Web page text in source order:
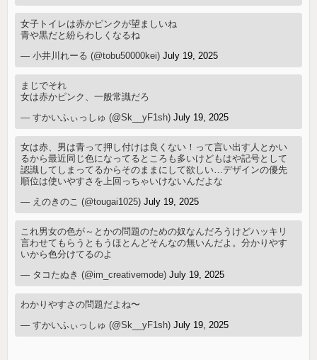
女子トイレは赤かピンクが望ましいね
青や黒だと紛らわしくなるね
— 小井川れーる (@tobu50000kei)July 19, 2025
まじでそれ
女は赤かピンク、一般常識だろ
— すかいふぃっしゅ (@Sk__yF1sh)July 19, 2025
女は赤、男は青って押し付けは良くない！って言い出す人とかい
るから最近同じ色になってるところも多いけどもはや記号として
認識してしまってるからそのままにして欲しい…デザインの優先
順位は使いやすさを上回っちゃいけないんだよな
— えのきのこ (@tougai1025)July 19, 2025
これ男女の色が～とかの問題のための奴なんだろうけどハッキリ
言わせてもらうともうほとんどそんなの無いんだよ。分かりやす
いから色分けてるのよ
— タコたぬき (@im_creativemode)July 19, 2025
わかりやすさの問題だよね〜
— すかいふぃっしゅ (@Sk__yF1sh)July 19, 2025